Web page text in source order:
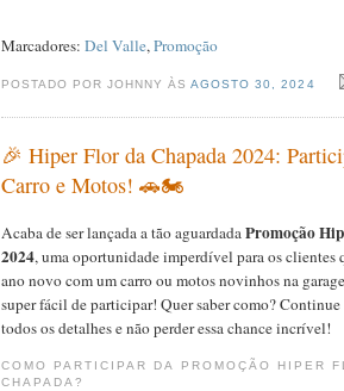
Marcadores: Del Valle,Promoção
POSTADO POR JOHNNY ÀSAGOSTO 30, 2024
🎉 Hiper Flor da Chapada 2024:
Carro e Motos! 🚗🏍️
Acaba de ser lançada a tão aguardadaPromoção
2024, uma oportunidade imperdível para os clientes
ano novo com um carro ou motos novinhos na
super fácil de participar! Quer saber como?
todos os detalhes e não perder essa chance incrível!
COMO PARTICIPAR DA PROMOÇÃO HIPER
CHAPADA?